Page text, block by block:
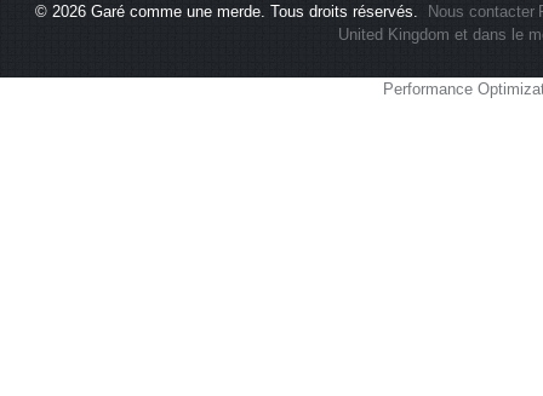
© 2026 Garé comme une merde . Tous droits réservés. Nous contacter
United Kingdom et dans le
Performance